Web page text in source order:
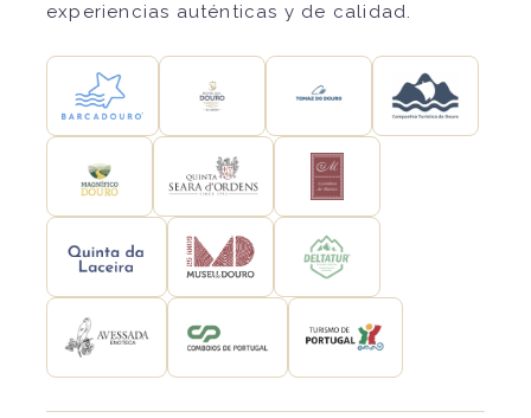
experiencias auténticas y de calidad.